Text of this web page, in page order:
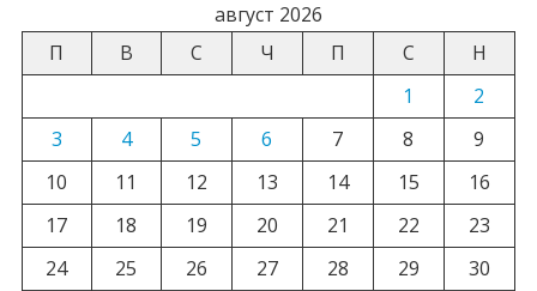
август 2026
П
В С Ч П С
Н
1
2
3
4 5 6 7 8
9
10
11 12 13 14 15
16
17
18 19 20 21 22
23
24
25 26 27 28 29
30